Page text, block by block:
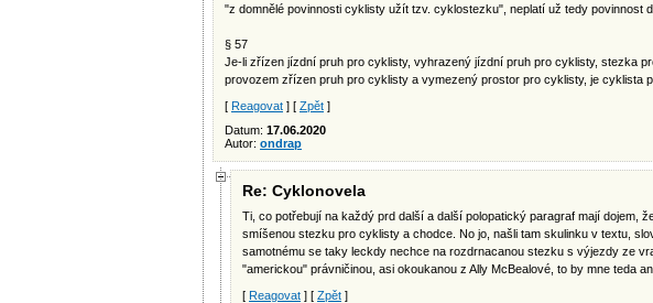
"z domnělé povinnosti cyklisty užít tzv. cyklostezku", neplatí už tedy povinnost
§ 57
Je-li zřízen jízdní pruh pro cyklisty, vyhrazený jízdní pruh pro cyklisty, stezka
provozem zřízen pruh pro cyklisty a vymezený prostor pro cyklisty, je cyklista
[ Reagovat ] [ Zpět ]
Datum: 17.06.2020
Autor: ondrap
Re: Cyklonovela
Ti, co potřebují na každý prd další a další polopatický paragraf mají dojem,
smíšenou stezku pro cyklisty a chodce. No jo, našli tam skulinku v textu,
samotnému se taky leckdy nechce na rozdrnacanou stezku s výjezdy ze
"americkou" právničinou, asi okoukanou z Ally McBealové, to by mne teda
[ Reagovat ] [ Zpět ]